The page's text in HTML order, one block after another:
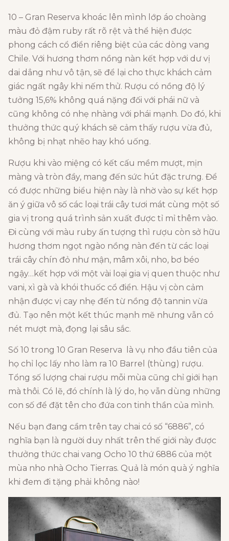
10 – Gran Reserva khoác lên mình lớp áo choàng
màu đỏ đậm ruby rất rõ rệt và thể hiện được
phong cách cổ điển riêng biệt của các dòng vang
Chile. Với hương thơm nồng nàn kết hợp với dư vị
dai dẳng như vô tận, sẽ để lại cho thực khách cảm
giác ngất ngây khi nếm thử. Rượu có nồng độ lý
tưởng 15,6% không quá nặng đối với phái nữ và
cũng không có nhẹ nhàng với phái mạnh. Do đó, khi
thưởng thức quý khách sẽ cảm thấy rượu vừa đủ,
không bị nhạt nhẽo hay khó uống.
Rượu khi vào miệng có kết cấu mềm mượt, mịn
màng và tròn đầy, mang đến sức hút đặc trưng. Để
có được những biểu hiện này là nhờ vào sự kết hợp
ăn ý giữa vô số các loại trái cây tươi mát cùng một số
gia vị trong quá trình sản xuất được tỉ mỉ thêm vào.
Đi cùng với màu ruby ấn tượng thì rượu còn sở hữu
hương thơm ngọt ngào nồng nàn đến từ các loại
trái cây chín đỏ như mận, mâm xôi, nho, bơ béo
ngậy…kết hợp với một vài loại gia vị quen thuộc như
vani, xì gà và khói thuốc cổ điển. Hậu vị còn cảm
nhận được vị cay nhẹ đến từ nồng độ tannin vừa
đủ. Tạo nên một kết thúc mạnh mẽ nhưng vẫn có
nét mượt mà, đọng lại sâu sắc.
Số 10 trong 10 Gran Reserva là vụ nho đầu tiên của
họ chỉ lọc lấy nho làm ra 10 Barrel (thùng) rượu.
Tổng số lượng chai rượu mỗi mùa cũng chỉ giới hạn
mà thôi. Có lẽ, đó chính là lý do, họ vẫn dùng những
con số để đặt tên cho đứa con tinh thần của mình.
Nếu bạn đang cầm trên tay chai có số “6886”, có
nghĩa bạn là người duy nhất trên thế giới này được
thưởng thức chai vang Ocho 10 thứ 6886 của một
mùa nho nhà Ocho Tierras. Quả là món quà ý nghĩa
khi đem đi tặng phải không nào!